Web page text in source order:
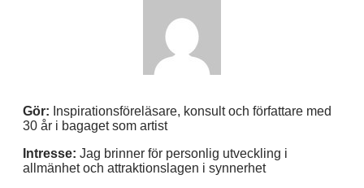
Gör: Inspirationsföreläsare, konsult och författare med
30 år i bagaget som artist
Intresse: Jag brinner för personlig utveckling i
allmänhet och attraktionslagen i synnerhet